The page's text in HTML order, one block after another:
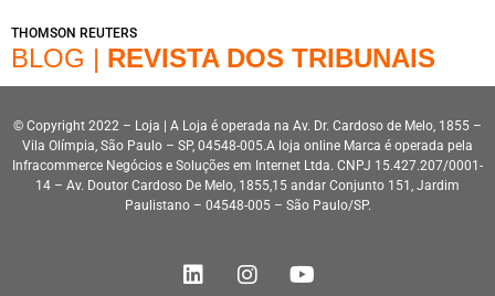
THOMSON REUTERS
BLOG | REVISTA DOS TRIBUNAIS
© Copyright 2022 – Loja | A Loja é operada na Av. Dr. Cardoso de Melo, 1855 –
Vila Olímpia, São Paulo – SP, 04548-005.A loja online Marca é operada pela
Infracommerce Negócios e Soluções em Internet Ltda. CNPJ 15.427.207/0001-
14 – Av. Doutor Cardoso De Melo, 1855,15 andar Conjunto 151, Jardim
Paulistano – 04548-005 – São Paulo/SP.